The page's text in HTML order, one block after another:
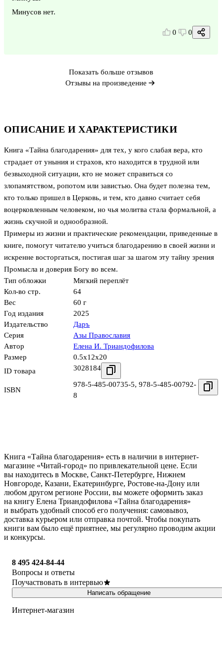
ОПИСАНИЕ И ХАРАКТЕРИСТИКИ
Книга «Тайна благодарения» для тех, у кого слабая вера, кто
страдает от уныния и страхов, кто находится в трудной или
безвыходной ситуации, кто не может справиться со
злопамятством, ропотом или завистью. Она будет полезна тем,
кто только пришел в Церковь, и тем, кто давно считает себя
воцерковленным человеком, но чья молитва стала формальной, а
жизнь скучной и однообразной.
Примеры из жизни и практические рекомендации, приведенные в
книге, помогут читателю учиться благодарению в своей жизни и
искренне восторгаться, постигая шаг за шагом эту тайну зрения
Промысла и доверия Богу во всем.
Тип обложки
Мягкий переплёт
Кол-во стр.
64
Вес
60 г
Год издания
2025
Издательство
Даръ
Серия
Азы Православия
Автор
Елена И. Триандофилова
Размер
0.5x12x20
ID товара
3028184
ISBN
978-5-485-00735-5, 978-5-485-00792-
8
Минусов нет.
0 0
Показать больше отзывов
Отзывы на произведение
Книга «Тайна благодарения» есть в наличии в интернет-
магазине «Читай-город» по привлекательной цене. Если
вы находитесь в Москве, Санкт-Петербурге, Нижнем
Новгороде, Казани, Екатеринбурге, Ростове-на-Дону или
любом другом регионе России, вы можете оформить заказ
на книгу Елена Триандофилова «Тайна благодарения»
и выбрать удобный способ его получения: самовывоз,
доставка курьером или отправка почтой. Чтобы покупать
книги вам было ещё приятнее, мы регулярно проводим акции
и конкурсы.
8 495 424-84-44
Вопросы и ответы
Поучаствовать в интервью
Написать обращение
Интернет-магазин